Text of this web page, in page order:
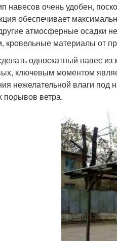
навесов очень удобен,
обеспечивает
атмосферные осадки
кровельные материалы от
односкатный навес
ключевым моментом
нежелательной влаги под
порывов ветра.